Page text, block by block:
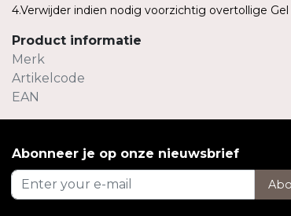
4.Verwijder indien nodig voorzichtig overtollige
Product informatie
Merk
Artikelcode
EAN
Abonneer je op onze nieuwsbrief